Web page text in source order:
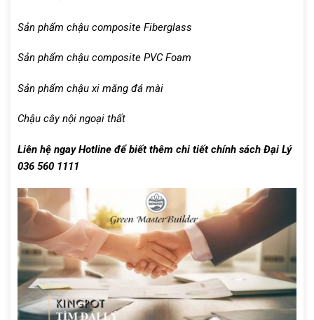
Sản phẩm chậu composite Fiberglass
Sản phẩm chậu composite PVC Foam
Sản phẩm chậu xi măng đá mài
Chậu cây nội ngoại thất
Liên hệ ngay Hotline để biết thêm chi tiết chính sách Đại Lý
036 560 1111